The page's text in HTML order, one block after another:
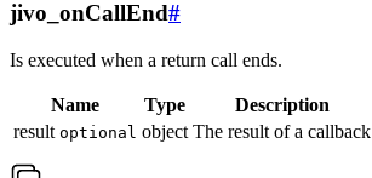
jivo_onCallEnd#
Is executed when a return call ends.
Name Type
Description
result optional object The result of a callback